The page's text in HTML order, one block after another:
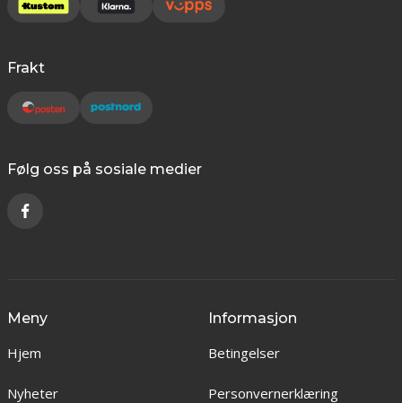
Frakt
Følg oss på sosiale medier
Meny
Hjem
Nyheter
Informasjon
Betingelser
Personvernerklæring